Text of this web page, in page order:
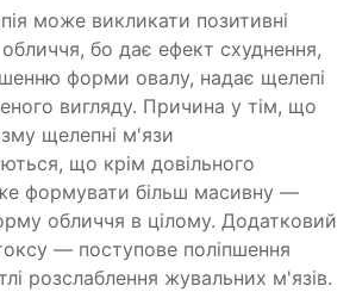
може викликати позитивні
бо дає ефект схуднення,
форми овалу, надає щелепі
вигляду. Причина у тім, що
щелепні м'язи
що крім довільного
формувати більш масивну —
обличчя в цілому. Додатковий
— поступове поліпшення
розслаблення жувальних м'язів.